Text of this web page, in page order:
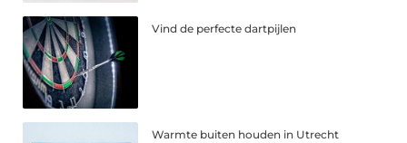
Vind de perfecte dartpijlen
Warmte buiten houden in Utrecht